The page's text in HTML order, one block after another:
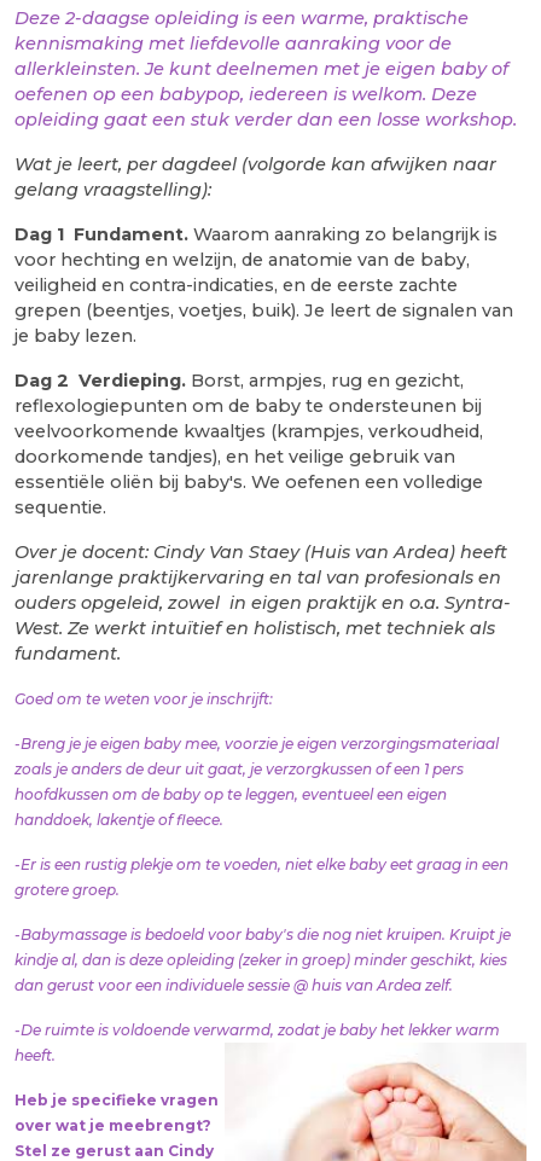
Deze 2-daagse opleiding is een warme, praktische
kennismaking met liefdevolle aanraking voor de
allerkleinsten. Je kunt deelnemen met je eigen baby of
oefenen op een babypop, iedereen is welkom. Deze
opleiding gaat een stuk verder dan een losse workshop.
Wat je leert, per dagdeel (volgorde kan afwijken naar
gelang vraagstelling):
Dag 1 Fundament. Waarom aanraking zo belangrijk is
voor hechting en welzijn, de anatomie van de baby,
veiligheid en contra-indicaties, en de eerste zachte
grepen (beentjes, voetjes, buik). Je leert de signalen van
je baby lezen.
Dag 2 Verdieping. Borst, armpjes, rug en gezicht,
reflexologiepunten om de baby te ondersteunen bij
veelvoorkomende kwaaltjes (krampjes, verkoudheid,
doorkomende tandjes), en het veilige gebruik van
essentiële oliën bij baby's. We oefenen een volledige
sequentie.
Over je docent: Cindy Van Staey (Huis van Ardea) heeft
jarenlange praktijkervaring en tal van profesionals en
ouders opgeleid, zowel in eigen praktijk en o.a. Syntra-
West. Ze werkt intuïtief en holistisch, met techniek als
fundament.
Goed om te weten voor je inschrijft:
-Breng je je eigen baby mee, voorzie je eigen verzorgingsmateriaal
zoals je anders de deur uit gaat, je verzorgkussen of een 1 pers
hoofdkussen om de baby op te leggen, eventueel een eigen
handdoek, lakentje of fleece.
-Er is een rustig plekje om te voeden, niet elke baby eet graag in een
grotere groep.
-Babymassage is bedoeld voor baby's die nog niet kruipen. Kruipt je
kindje al, dan is deze opleiding (zeker in groep) minder geschikt, kies
dan gerust voor een individuele sessie @ huis van Ardea zelf.
-De ruimte is voldoende verwarmd, zodat je baby het lekker warm
heeft.
Heb je specifieke vragen
over wat je meebrengt?
Stel ze gerust aan Cindy